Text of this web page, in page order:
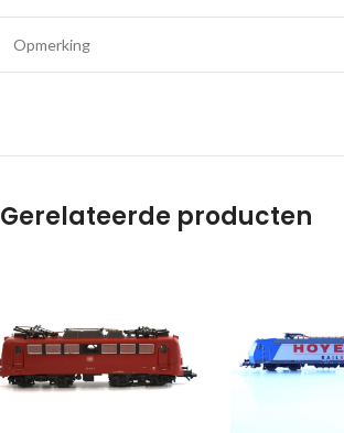
Opmerking
Gerelateerde producten